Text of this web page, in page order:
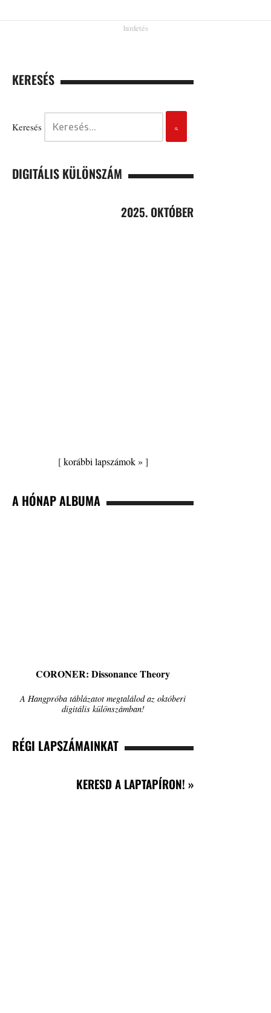
KERESÉS
Keresés
DIGITÁLIS KÜLÖNSZÁM
2025. OKTÓBER
[korábbi lapszámok » ]
A HÓNAP ALBUMA
CORONER: Dissonance Theory
A Hangpróba táblázatot megtalálod az októberi
digitális különszámban!
RÉGI LAPSZÁMAINKAT
KERESD A LAPTAPÍRON! »